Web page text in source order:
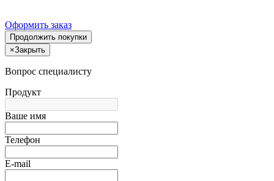
Оформить заказ
Продолжить покупки
×Закрыть
Вопрос специалисту
Продукт
Ваше имя
Телефон
E-mail